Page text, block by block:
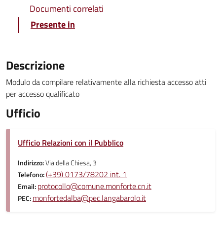
Documenti correlati
Presente in
Descrizione
Modulo da compilare relativamente alla richiesta accesso atti
per accesso qualificato
Ufficio
Ufficio Relazioni con il Pubblico
Indirizzo:Via della Chiesa, 3
Telefono:(+39) 0173/78202 int. 1
Email:protocollo@comune.monforte.cn.it
PEC:monfortedalba@pec.langabarolo.it